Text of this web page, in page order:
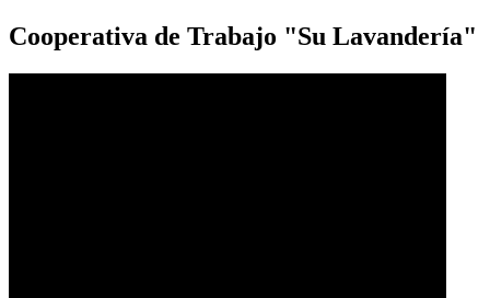
Cooperativa de Trabajo "Su Lavandería"